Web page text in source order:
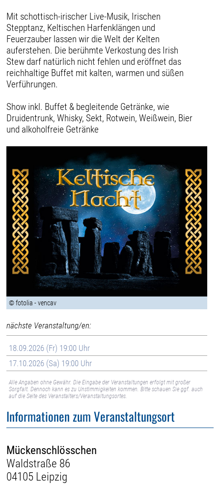
Mit schottisch-irischer Live-Musik, Irischen
Stepptanz, Keltischen Harfenklängen und
Feuerzauber lassen wir die Welt der Kelten
auferstehen. Die berühmte Verkostung des Irish
Stew darf natürlich nicht fehlen und eröffnet das
reichhaltige Buffet mit kalten, warmen und süßen
Verführungen.
Show inkl. Buffet & begleitende Getränke, wie
Druidentrunk, Whisky, Sekt, Rotwein, Weißwein, Bier
und alkoholfreie Getränke
© fotolia - vencav
nächste Veranstaltung/en:
18.09.2026 (Fr) 19:00 Uhr
17.10.2026 (Sa) 19:00 Uhr
Alle Angaben ohne Gewähr. Die Eingabe der Veranstaltungen erfolgt mit großer
Sorgfalt. Dennoch kann es zu Unstimmigkeiten kommen. Bitte schauen Sie ggf. auch
auf die Seite des Veranstalters/Veranstaltungsortes.
Informationen zum Veranstaltungsort
Mückenschlösschen
Waldstraße 86
04105 Leipzig